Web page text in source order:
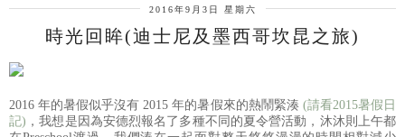
2016年9月3日 星期六
時光回眸(迪士尼及墨西哥坎昆之旅)
2016 年的暑假似乎沒有 2015 年的暑假來的熱鬧緊湊 (請看2015暑假日
記) ，我想是因為安德烈報名了多種不同的夏令營活動，沐沐則上午都